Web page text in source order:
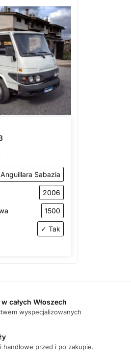
Anguillara Sabazia
2006
1500
✓ Tak
całych Włoszech
wyspecjalizowanych
handlowe przed i po zakupie.